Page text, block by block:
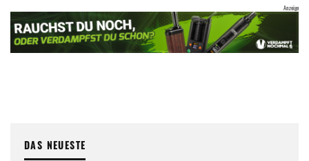
DAS NEUESTE